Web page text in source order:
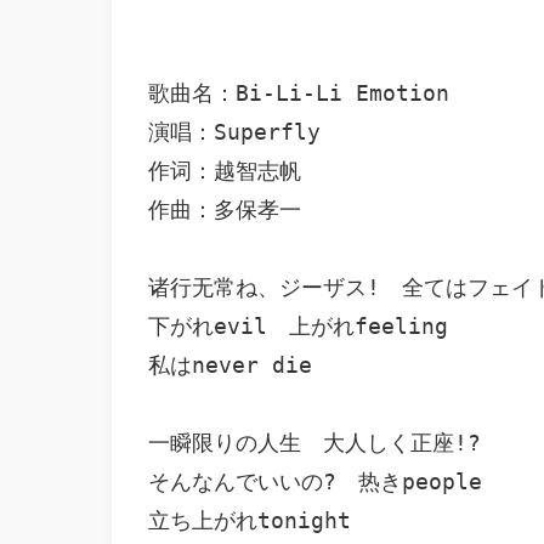
歌曲名：Bi-Li-Li Emotion
演唱：Superfly
作词：越智志帆
作曲：多保孝一
诸行无常ね、ジーザス!　全てはフェイ
下がれevil　上がれfeeling
私はnever die
一瞬限りの人生　大人しく正座!?
そんなんでいいの?　热きpeople
立ち上がれtonight